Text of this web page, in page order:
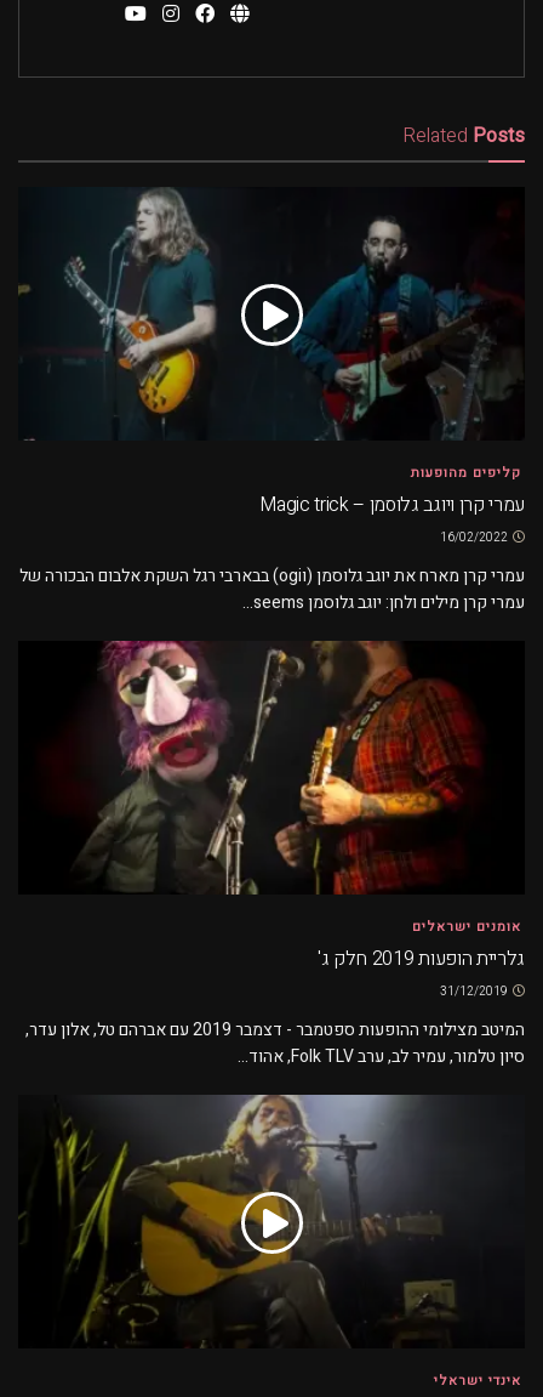
Related Posts
קליפים מהופעות
עמרי קרן ויוגב גלוסמן – Magic trick
עמרי קרן מארח את יוגב גלוסמן (וogi) בבארבי רגל השקת אלבום הבכורה של
עמרי קרן מילים ולחן: יוגב גלוסמן seems...
אומנים ישראלים
גלריית הופעות 2019 חלק ג'
המיטב מצילומי ההופעות ספטמבר - דצמבר 2019 עם אברהם טל, אלון עדר,
סיון טלמור, עמיר לב, ערב Folk TLV, אהוד...
אינדי ישראלי